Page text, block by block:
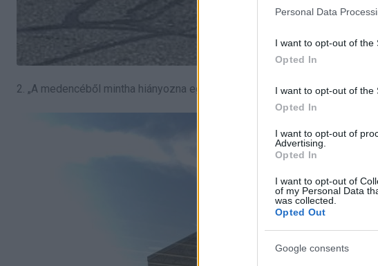
Personal Data
I want to opt-out of the
Opted In
I want to opt-out of the
Opted In
I want to opt-out of
Advertising.
Opted In
I want to opt-out of
of my Personal Data
was collected.
Opted Out
Google consents
2. „A medencéből mintha hiányozna egy fal.”